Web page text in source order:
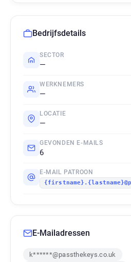
Bedrijfsdetails
SECTOR
—
WERKNEMERS
—
LOCATIE
—
GEVONDEN E-MAILS
6
E-MAIL PATROON
E-Mailadressen
k******@passthekeys.co.uk